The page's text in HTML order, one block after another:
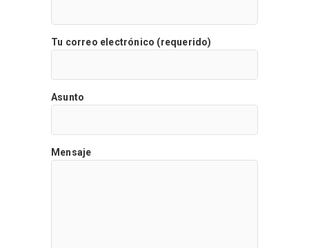
Tu correo electrónico (requerido)
Asunto
Mensaje